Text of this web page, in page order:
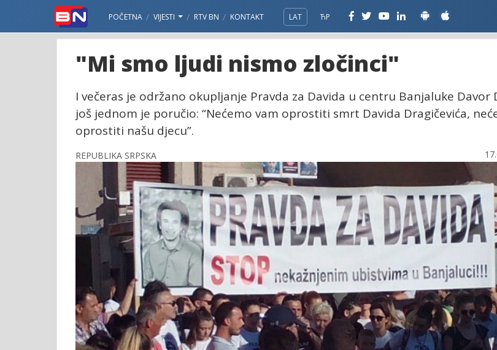
POČETNA VIJESTI RTV BN KONTAKT LAT ЋР
"Mi smo ljudi nismo zločinci"
I večeras je održano okupljanje Pravda za Davida u centru Banjaluke Davor
još jednom je poručio: “Nećemo vam oprostiti smrt Davida Dragičevića,
oprostiti našu djecu”.
REPUBLIKA SRPSKA